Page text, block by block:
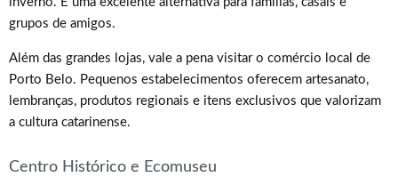
grupos de amigos.
Além das grandes lojas, vale a pena visitar o comércio local de
Porto Belo. Pequenos estabelecimentos oferecem artesanato,
lembranças, produtos regionais e itens exclusivos que valorizam
a cultura catarinense.
Centro Histórico e Ecomuseu